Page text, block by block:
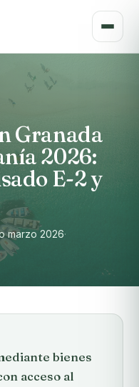
Granada
2026:
E-2 y
marzo 2026·
bienes
acceso al